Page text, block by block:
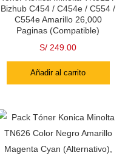
Bizhub C454 / C454e / C554 /
C554e Amarillo 26,000
Paginas (Compatible)
S/ 249.00
Añadir al carrito